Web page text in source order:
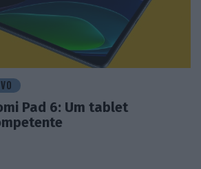
Pad 6: Um tablet